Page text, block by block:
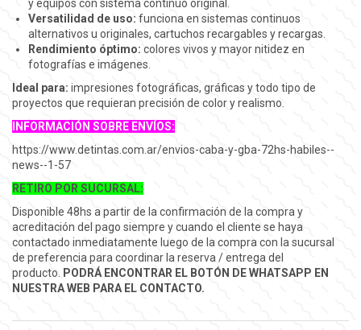
y equipos con sistema continuo original.
Versatilidad de uso: funciona en sistemas continuos
alternativos u originales, cartuchos recargables y recargas.
Rendimiento óptimo: colores vivos y mayor nitidez en
fotografías e imágenes.
Ideal para: impresiones fotográficas, gráficas y todo tipo de
proyectos que requieran precisión de color y realismo.
INFORMACIÓN SOBRE ENV OS:
https://www.detintas.com.ar/envios-caba-y-gba-72hs-habiles--
news--1-57
RETIRO POR SUCURSAL:
Disponible 48hs a partir de la confirmación de la compra y
acreditación del pago siempre y cuando el cliente se haya
contactado inmediatamente luego de la compra con la sucursal
de preferencia para coordinar la reserva / entrega del
producto.
PODRÁ ENCONTRAR EL BOTÓN DE WHATSAPP EN
NUESTRA WEB PARA EL CONTACTO.